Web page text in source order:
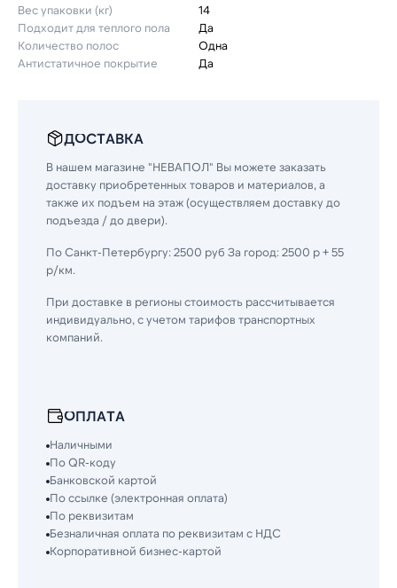
Вес упаковки (кг)
14
Подходит для теплого пола
Да
Количество полос
Одна
Антистатичное покрытие
Да
ДОСТАВКА
В нашем магазине "НЕВАПОЛ" Вы можете заказать
доставку приобретенных товаров и материалов, а
также их подъем на этаж (осуществляем доставку до
подъезда / до двери).
По Санкт-Петербургу: 2500 руб За город: 2500 р + 55
р/км.
При доставке в регионы стоимость рассчитывается
индивидуально, с учетом тарифов транспортных
компаний.
ОПЛАТА
Наличными
По QR-коду
Банковской картой
По ссылке (электронная оплата)
По реквизитам
Безналичная оплата по реквизитам с НДС
Корпоративной бизнес-картой